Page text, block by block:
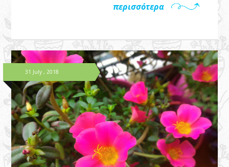
περισσότερα
31 July , 2018